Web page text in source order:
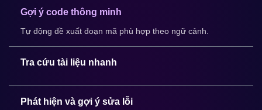
Gợi ý code thông minh
Tự động đề xuất đoạn mã phù hợp theo ngữ cảnh.
Tra cứu tài liệu nhanh
Phát hiện và gợi ý sửa lỗi